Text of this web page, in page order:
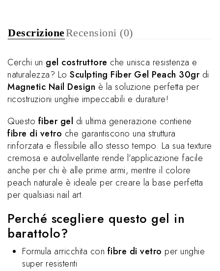
DescrizioneRecensioni (0)
Cerchi un gel costruttore che unisca resistenza e
naturalezza? Lo Sculpting Fiber Gel Peach 30grdi
Magnetic Nail Design è la soluzione perfetta per
ricostruzioni unghie impeccabili e durature!
Questo fiber gel di ultima generazione contiene
fibre di vetro che garantiscono una struttura
rinforzata e flessibile allo stesso tempo. La sua texture
cremosa e autolivellante rende l’applicazione facile
anche per chi è alle prime armi, mentre il colore
peach naturale è ideale per creare la base perfetta
per qualsiasi nail art.
Perché scegliere questo gel in
barattolo?
Formula arricchita con fibre di vetro per unghie
super resistenti